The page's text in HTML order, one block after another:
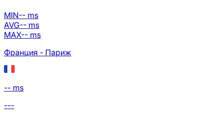
MIN-- ms
AVG-- ms
MAX-- ms
Франция - Париж
-- ms
---